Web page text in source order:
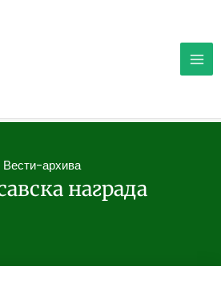
Вести-архива
награда